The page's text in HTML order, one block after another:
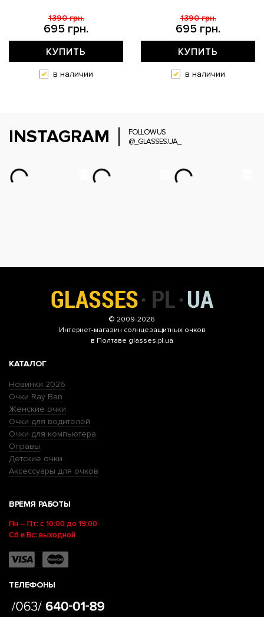
695 грн.
1390 грн.
КУПИТЬ
в наличии
695 грн.
1390 грн.
КУПИТЬ
в наличии
INSTAGRAM
FOLLOW US
@_GLASSES.UA_
© 2009-2026
Интернет-магазин солнцезащитных очков
в Полтаве glasses.pl.ua
КАТАЛОГ
Новинки 2026
Очки Ray Ban
Женские очки
Очки для водителей
Очки для компьютера
Оправы
Детские очки
Аксессуары для очков
ВРЕМЯ РАБОТЫ
Пн – Пт: с 10:00 до 19:00
Сб и Вс: выходной
ТЕЛЕФОНЫ